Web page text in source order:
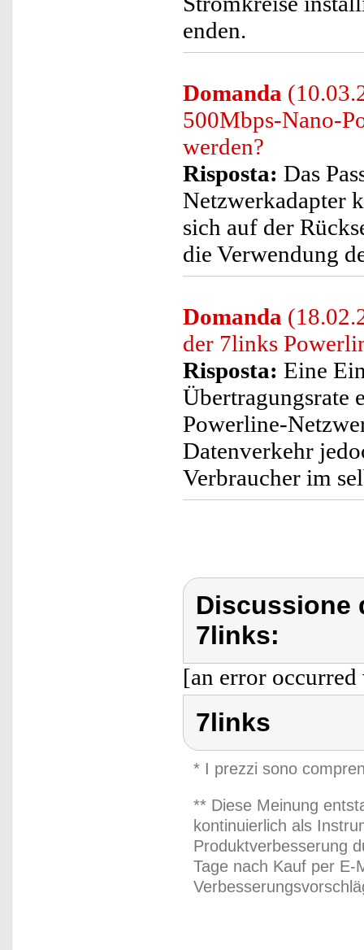
enden.
Domanda
500Mbps-Nano-
werden?
Risposta: Das
Netzwerkadapter
sich auf der
die Verwendung
Domanda
der 7links
Risposta: Eine
Übertragungsrate
Powerline-
Datenverkehr
Verbraucher im
Discussione
7links:
[an error
7links
* I prezzi sono
** Diese Meinung
kontinuierlich als
Produktverbesserung
Tage nach Kauf per E-